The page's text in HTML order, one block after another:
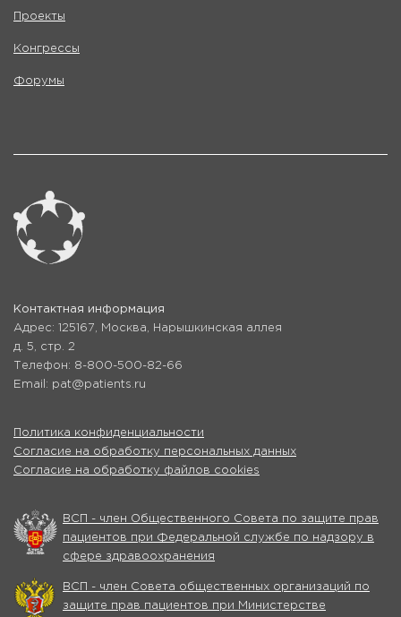
Проекты
Конгрессы
Форумы
Контактная информация
Адрес: 125167, Москва, Нарышкинская аллея
д. 5, стр. 2
Телефон: 8-800-500-82-66
Email: pat@patients.ru
Политика конфиденциальности
Согласие на обработку персональных данных
Согласие на обработку файлов cookies
ВСП - член Общественного Совета по защите прав
пациентов при Федеральной службе по надзору в
сфере здравоохранения
ВСП - член Совета общественных организаций по
защите прав пациентов при Министерстве